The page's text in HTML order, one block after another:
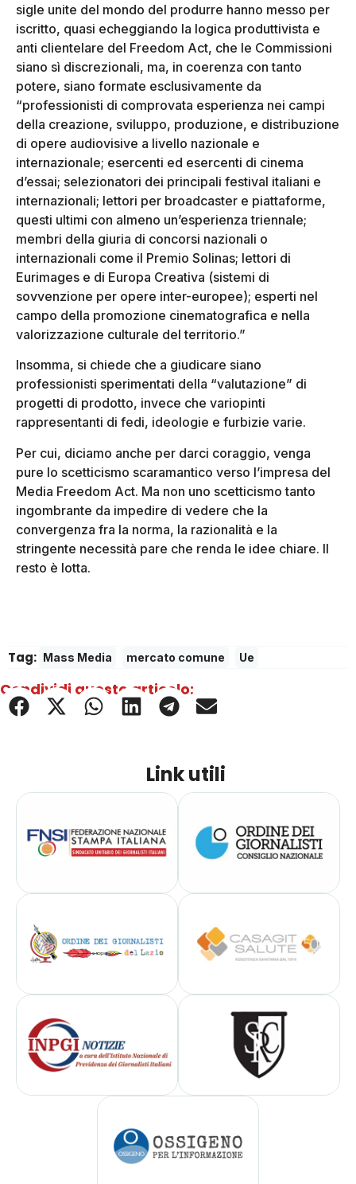
sigle unite del mondo del produrre hanno messo per
iscritto, quasi echeggiando la logica produttivista e
anti clientelare del Freedom Act, che le Commissioni
siano sì discrezionali, ma, in coerenza con tanto
potere, siano formate esclusivamente da
“professionisti di comprovata esperienza nei campi
della creazione, sviluppo, produzione, e distribuzione
di opere audiovisive a livello nazionale e
internazionale; esercenti ed esercenti di cinema
d’essai; selezionatori dei principali festival italiani e
internazionali; lettori per broadcaster e piattaforme,
questi ultimi con almeno un’esperienza triennale;
membri della giuria di concorsi nazionali o
internazionali come il Premio Solinas; lettori di
Eurimages e di Europa Creativa (sistemi di
sovvenzione per opere inter-europee); esperti nel
campo della promozione cinematografica e nella
valorizzazione culturale del territorio.”
Insomma, si chiede che a giudicare siano
professionisti sperimentati della “valutazione” di
progetti di prodotto, invece che variopinti
rappresentanti di fedi, ideologie e furbizie varie.
Per cui, diciamo anche per darci coraggio, venga
pure lo scetticismo scaramantico verso l’impresa del
Media Freedom Act. Ma non uno scetticismo tanto
ingombrante da impedire di vedere che la
convergenza fra la norma, la razionalità e la
stringente necessità pare che renda le idee chiare. Il
resto è lotta.
Tag: Mass Media mercato comune Ue
Condividi questo articolo:
Link utili